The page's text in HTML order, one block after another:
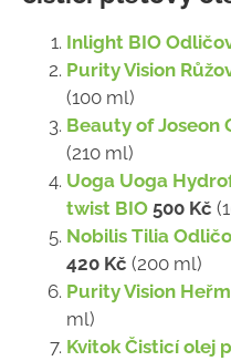
Inlight BIO
Purity Vision
(100 ml)
Beauty of Joseon
(210 ml)
Uoga Uoga
twist BIO 500 Kč
Nobilis Tilia
420 Kč (200 ml)
Purity Vision
ml)
Kvitok Čisticí olej